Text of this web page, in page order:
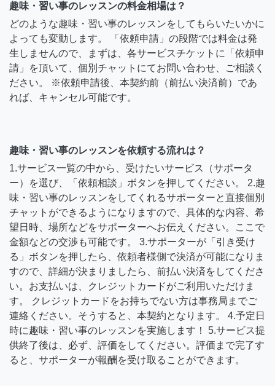
趣味・習い事のレッスンの料金相場は？
どのような趣味・習い事のレッスンをしてもらいたいかに
よっても変動します。 「依頼申請」の段階では料金は発
生しませんので、まずは、各サービスチケットに「依頼申
請」を頂いて、個別チャットにてお問い合わせ、ご相談く
ださい。 ※依頼申請後、本契約前（前払い決済前）であ
れば、キャンセル可能です。
趣味・習い事のレッスンを依頼する流れは？
1.サービス一覧の中から、受けたいサービス（サポータ
ー）を選び、「依頼相談」ボタンを押してください。 2.趣
味・習い事のレッスンをしてくれるサポーターと直接個別
チャットができるようになりますので、具体的な内容、希
望日時、場所などをサポーターへお伝えください。ここで
金額などの交渉も可能です。 3.サポーターが「引き受け
る」ボタンを押したら、依頼者様側で決済が可能になりま
すので、詳細が決まりましたら、前払い決済をしてくださ
い。お支払いは、クレジットカードがご利用いただけま
す。 クレジットカードをお持ちでない方は事務局までご
連絡ください。そうすると、本契約となります。 4.予定日
時に趣味・習い事のレッスンを実施します！ 5.サービス提
供終了後は、必ず、評価をしてください。評価まで完了す
ると、サポーターが報酬を受け取ることができます。